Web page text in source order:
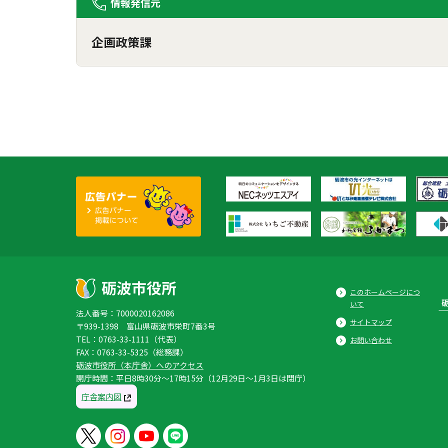
企画政策課
法人番号：7000020162086
〒939-1398 富山県砺波市栄町7番3号
TEL：0763-33-1111（代表）
FAX：0763-33-5325（総務課）
砺波市役所（本庁舎）へのアクセス
開庁時間：平日8時30分〜17時15分（12月29日〜1月3日は閉庁）
庁舎案内図
このホームページにつ
いて
サイトマップ
お問い合わせ